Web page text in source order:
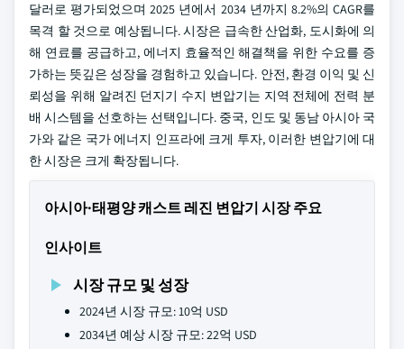
달러로 평가되었으며 2025 년에서 2034 년까지 8.2%의 CAGR를
목격 할 것으로 예상됩니다. 시장은 급속한 산업화, 도시화에 의
해 연료를 공급하고, 에너지 효율적인 해결책을 위한 수요를 증
가하는 뜻깊은 성장을 경험하고 있습니다. 안전, 환경 이익 및 신
뢰성을 위해 알려진 던지기 수지 변압기는 지역 전체에 전력 분
배 시스템을 선호하는 선택입니다. 중국, 인도 및 동남 아시아 국
가와 같은 국가 에너지 인프라에 크게 투자, 이러한 변압기에 대
한 시장은 크게 확장됩니다.
아시아·태평양 캐스트 레진 변압기 시장 주요
인사이트
시장 규모 및 성장
2024년 시장 규모: 10억 USD
2034년 예상 시장 규모: 22억 USD